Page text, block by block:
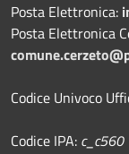
Posta Elettronica:
Posta Elettronica
Codice Univoco
Codice IPA: c_c560